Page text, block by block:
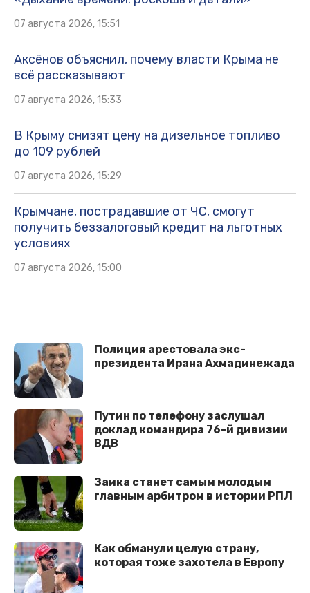
07 августа 2026, 15:51
Аксёнов объяснил, почему власти Крыма не
всё рассказывают
07 августа 2026, 15:33
В Крыму снизят цену на дизельное топливо
до 109 рублей
07 августа 2026, 15:29
Крымчане, пострадавшие от ЧС, смогут
получить беззалоговый кредит на льготных
условиях
07 августа 2026, 15:00
Полиция арестовала экс-
президента Ирана Ахмадинежада
Путин по телефону заслушал
доклад командира 76-й дивизии
ВДВ
Заика станет самым молодым
главным арбитром в истории РПЛ
Как обманули целую страну,
которая тоже захотела в Европу